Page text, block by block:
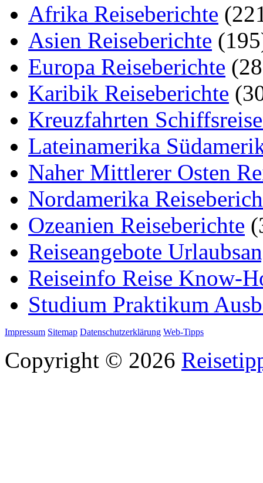
Afrika Reiseberichte
Asien Reiseberichte
Europa Reiseberichte
Karibik Reiseberichte
Kreuzfahrten
Lateinamerika
Naher Mittlerer Osten
Nordamerika
Ozeanien Reiseberichte
Reiseangebote
Reiseinfo Reise Know-
Studium Praktikum
Impressum Sitemap Datenschutzerklärung Web-Tipps
Copyright © 2026